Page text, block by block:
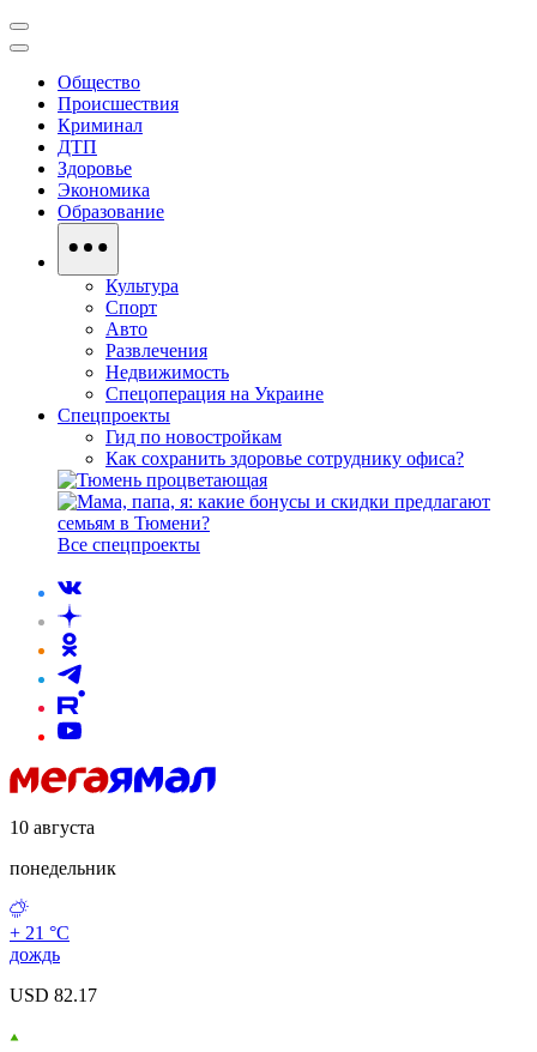
Общество
Происшествия
Криминал
ДТП
Здоровье
Экономика
Образование
Культура
Спорт
Авто
Развлечения
Недвижимость
Спецоперация на Украине
Спецпроекты
Гид по новостройкам
Как сохранить здоровье сотруднику офиса?
Все спецпроекты
10 августа
понедельник
+ 21 °С
дождь
USD 82.17